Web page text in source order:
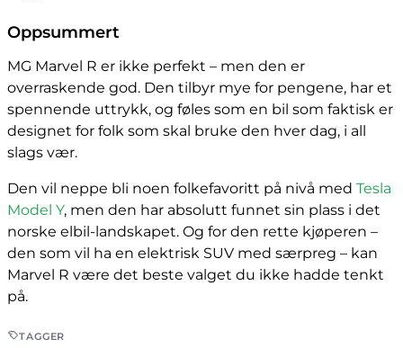
Oppsummert
MG Marvel R er ikke perfekt – men den er
overraskende god. Den tilbyr mye for pengene, har et
spennende uttrykk, og føles som en bil som faktisk er
designet for folk som skal bruke den hver dag, i all
slags vær.
Den vil neppe bli noen folkefavoritt på nivå med Tesla
Model Y, men den har absolutt funnet sin plass i det
norske elbil-landskapet. Og for den rette kjøperen –
den som vil ha en elektrisk SUV med særpreg – kan
Marvel R være det beste valget du ikke hadde tenkt
på.
TAGGER